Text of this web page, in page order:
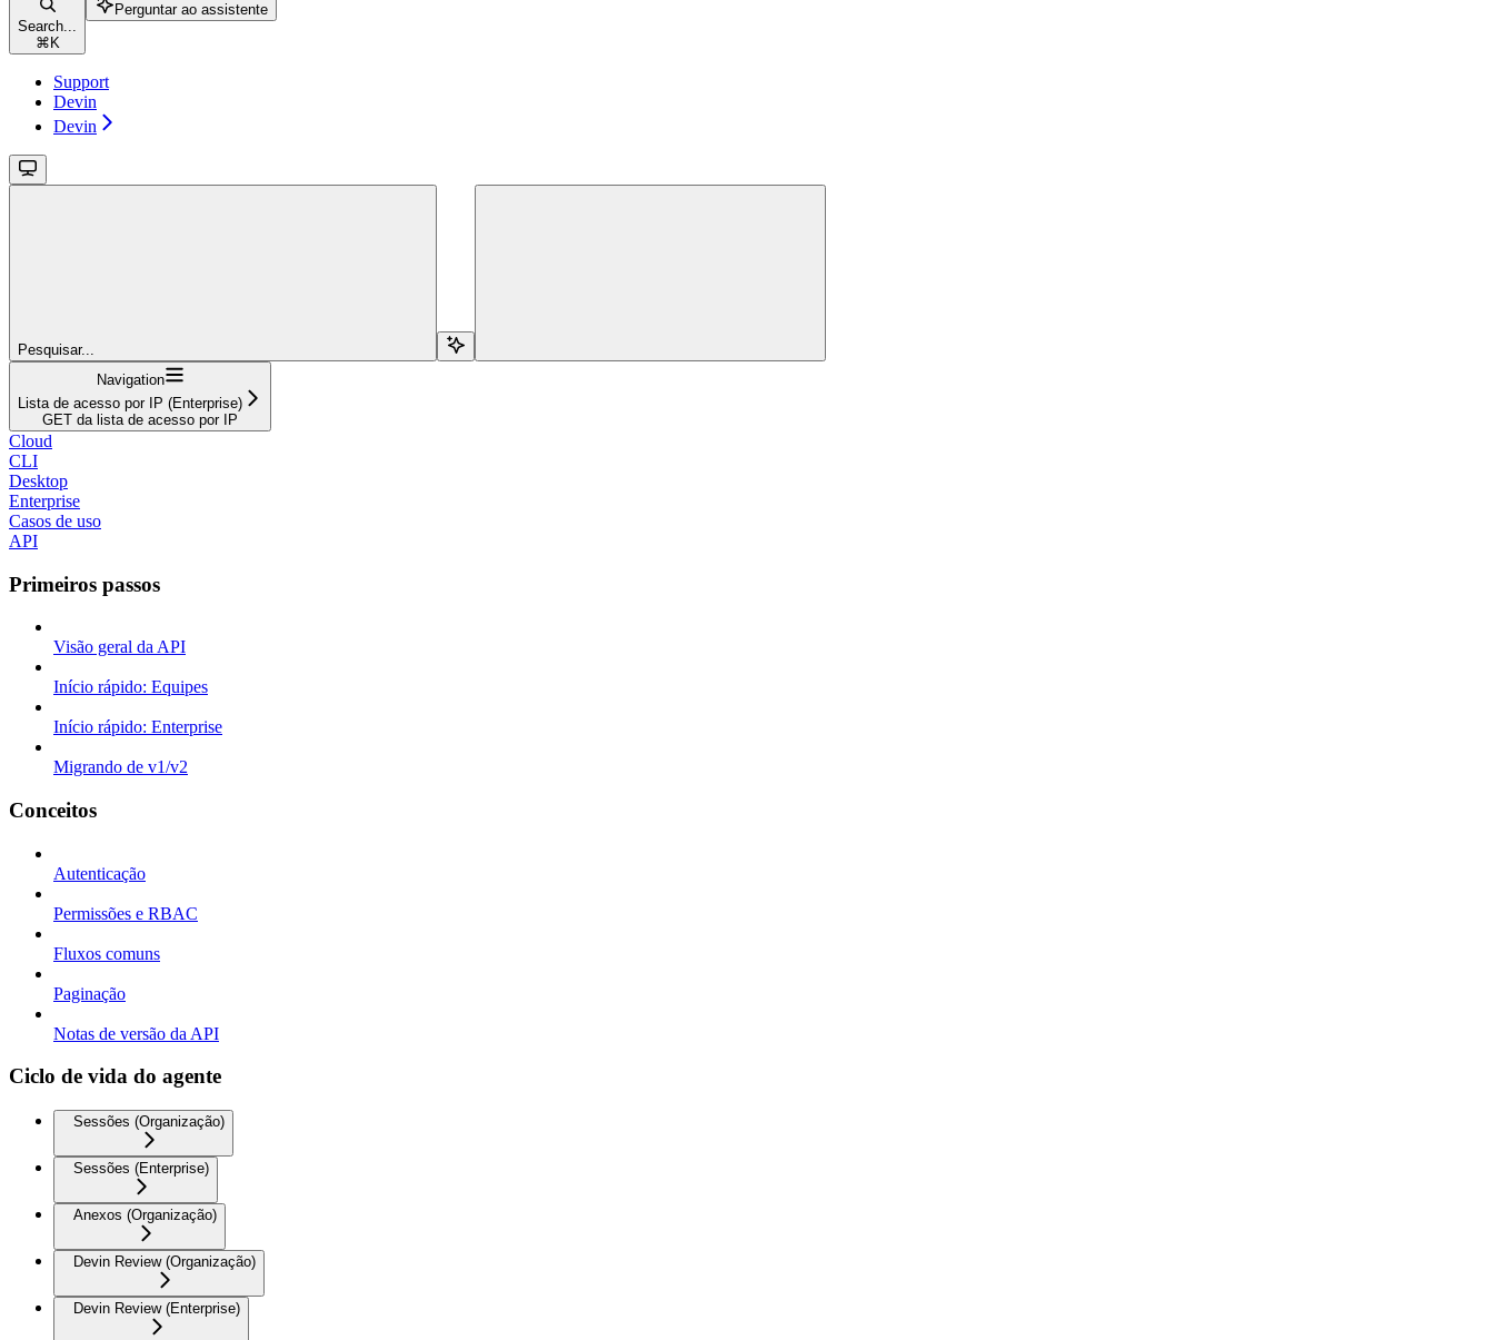
Search...
⌘ K
Perguntar ao assistente
Support
Devin
Devin
Pesquisar...
Navigation
Lista de acesso por IP (Enterprise)
GET da lista de acesso por IP
Cloud
CLI
Desktop
Enterprise
Casos de uso
API
Primeiros passos
Visão geral da API
Início rápido: Equipes
Início rápido: Enterprise
Migrando de v1/v2
Conceitos
Autenticação
Permissões e RBAC
Fluxos comuns
Paginação
Notas de versão da API
Ciclo de vida do agente
Sessões (Organização)
Sessões (Enterprise)
Anexos (Organização)
Devin Review (Organização)
Devin Review (Enterprise)